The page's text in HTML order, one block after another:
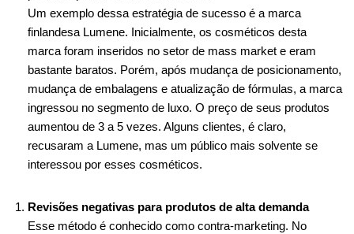
Um exemplo dessa estratégia de sucesso é a marca
finlandesa Lumene. Inicialmente, os cosméticos desta
marca foram inseridos no setor de mass market e eram
bastante baratos. Porém, após mudança de posicionamento,
mudança de embalagens e atualização de fórmulas, a marca
ingressou no segmento de luxo. O preço de seus produtos
aumentou de 3 a 5 vezes. Alguns clientes, é claro,
recusaram a Lumene, mas um público mais solvente se
interessou por esses cosméticos.
Revisões negativas para produtos de alta demanda
Esse método é conhecido como contra-marketing. No